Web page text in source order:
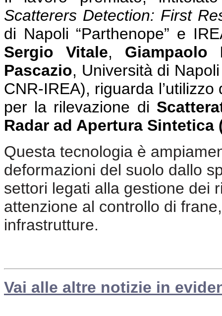
Scatterers Detection: First
di Napoli “Parthenope” e
Sergio Vitale, Giampaolo
Pascazio, Università di
CNR-IREA), riguarda
per la rilevazione di
Radar ad Apertura Sintetica
Questa tecnologia è
deformazioni del suolo dallo
settori legati alla gestione dei
attenzione al controllo di
infrastrutture.
Vai alle altre notizie in